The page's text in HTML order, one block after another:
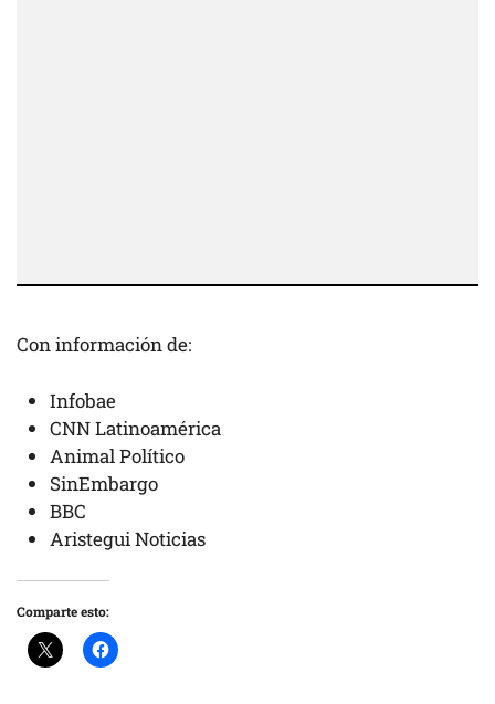
Con información de:
Infobae
CNN Latinoamérica
Animal Político
SinEmbargo
BBC
Aristegui Noticias
Comparte esto: